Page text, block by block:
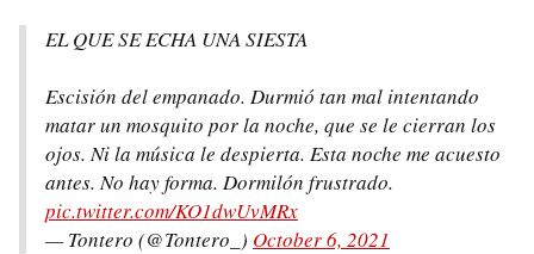
EL QUE SE ECHA UNA SIESTA
Escisión del empanado. Durmió tan mal intentando
matar un mosquito por la noche, que se le cierran los
ojos. Ni la música le despierta. Esta noche me acuesto
antes. No hay forma. Dormilón frustrado.
pic.twitter.com/KO1dwUvMRx
— Tontero (@Tontero_) October 6, 2021